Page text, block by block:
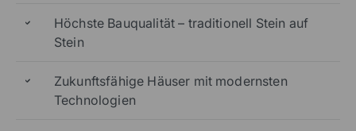
Höchste Bauqualität – traditionell Stein auf
Stein
Zukunftsfähige Häuser mit modernsten
Technologien